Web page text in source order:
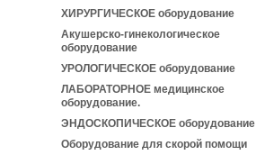
ХИРУРГИЧЕСКОЕ оборудование
Акушерско-гинекологическое
оборудование
УРОЛОГИЧЕСКОЕ оборудование
ЛАБОРАТОРНОЕ медицинское
оборудование.
ЭНДОСКОПИЧЕСКОЕ оборудование
Оборудование для скорой помощи